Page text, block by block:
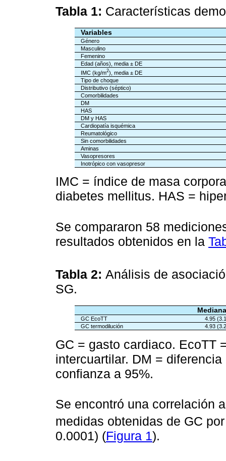
Tabla 1: Características
Variables
Género
Masculino
Femenino
Edad (años), media ± DE
IMC (kg/m2), media ± DE
Tipo de choque
Distributivo (séptico)
Comorbilidades
DM
HAS
DM y HAS
Cardiopatía isquémica
Reumatológico
Sin comorbilidades
Aminas
Vasopresores
Inotrópico con vasopresor
IMC = índice de masa
diabetes mellitus. HAS =
Se compararon 58
resultados obtenidos en la
Tabla 2: Análisis de
SG.
GC EcoTT
4.95
GC termodilución
4.93
GC = gasto cardiaco. EcoTT
intercuartilar. DM =
confianza a 95%.
Se encontró una correlación
medidas obtenidas de GC
0.0001) (Figura 1).